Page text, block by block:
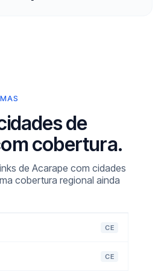
de
cobertura.
de Acarape com cidades
cobertura regional ainda
CE
CE